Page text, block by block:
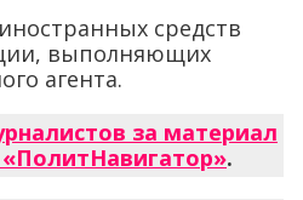
средств
выполняющих
агента.
за материал
.